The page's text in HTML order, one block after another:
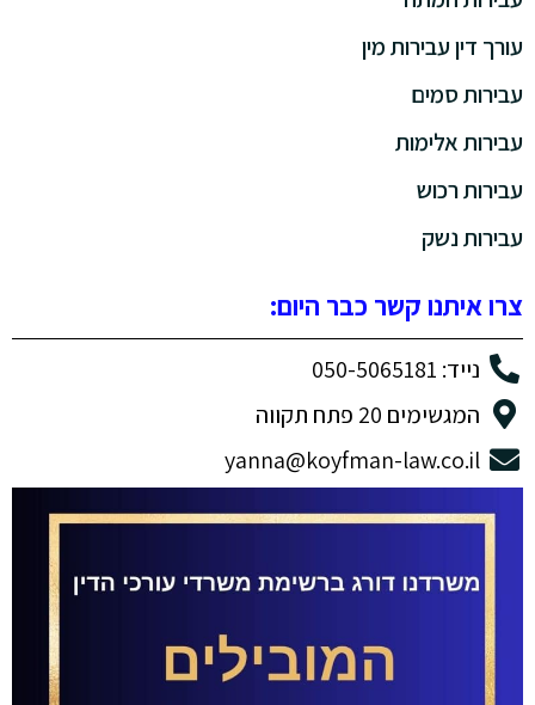
עורך דין עבירות מין
עבירות סמים
עבירות אלימות
עבירות רכוש
עבירות נשק
צרו איתנו קשר כבר היום:
נייד: 050-5065181
המגשימים 20 פתח תקווה
yanna@koyfman-law.co.il